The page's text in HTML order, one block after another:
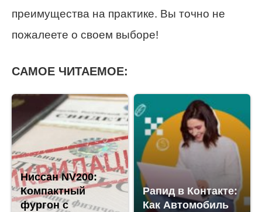
преимущества на практике. Вы точно не
пожалеете о своем выборе!
САМОЕ ЧИТАЕМОЕ:
Ниссан NV200:
Компактный
фургон с
Рапид в Контакте:
Как Автомобиль